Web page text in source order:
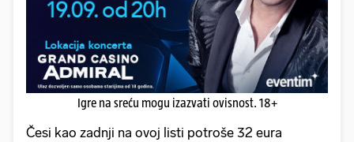
Igre na sreću mogu izazvati ovisnost. 18+
Česi kao zadnji na ovoj listi potroše 32 eura